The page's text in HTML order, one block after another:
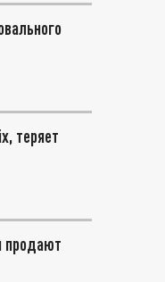
теряет
продают